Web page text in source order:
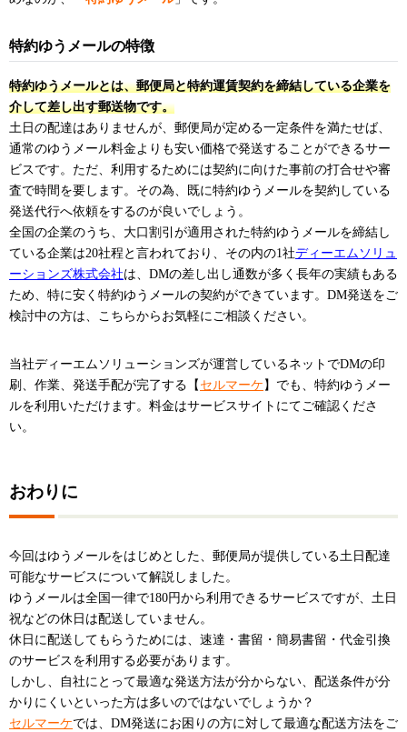
特約ゆうメールの特徴
特約ゆうメールとは、郵便局と特約運賃契約を締結している企業を
介して差し出す郵送物です。
土日の配達はありませんが、郵便局が定める一定条件を満たせば、
通常のゆうメール料金よりも安い価格で発送することができるサー
ビスです。ただ、利用するためには契約に向けた事前の打合せや審
査で時間を要します。その為、既に特約ゆうメールを契約している
発送代行へ依頼をするのが良いでしょう。
全国の企業のうち、大口割引が適用された特約ゆうメールを締結し
ている企業は20社程と言われており、その内の1社ディーエムソリュ
ーションズ株式会社は、DMの差し出し通数が多く長年の実績もある
ため、特に安く特約ゆうメールの契約ができています。DM発送をご
検討中の方は、こちらからお気軽にご相談ください。
当社ディーエムソリューションズが運営しているネットでDMの印
刷、作業、発送手配が完了する【 セルマーケ 】でも、特約ゆうメー
ルを利用いただけます。料金はサービスサイトにてご確認くださ
い。
おわりに
今回はゆうメールをはじめとした、郵便局が提供している土日配達
可能なサービスについて解説しました。
ゆうメールは全国一律で180円から利用できるサービスですが、土日
祝などの休日は配送していません。
休日に配送してもらうためには、速達・書留・簡易書留・代金引換
のサービスを利用する必要があります。
しかし、自社にとって最適な発送方法が分からない、配送条件が分
かりにくいといった方は多いのではないでしょうか？
セルマーケでは、DM発送にお困りの方に対して最適な配送方法をご